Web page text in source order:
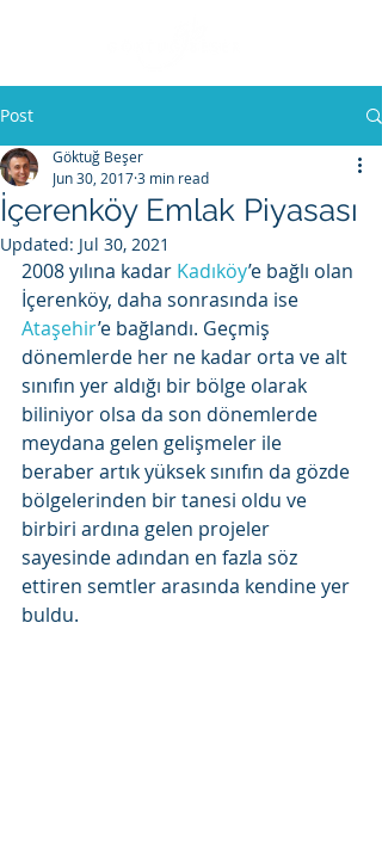
Post
İçerenköy Emlak Piyasası
Göktuğ Beşer
Jun 30, 20173 min read
Updated: Jul 30, 2021
2008 yılına kadar Kadıköy’e bağlı olan
İçerenköy, daha sonrasında ise
Ataşehir’e bağlandı. Geçmiş
dönemlerde her ne kadar orta ve alt
sınıfın yer aldığı bir bölge olarak
biliniyor olsa da son dönemlerde
meydana gelen gelişmeler ile
beraber artık yüksek sınıfın da gözde
bölgelerinden bir tanesi oldu ve
birbiri ardına gelen projeler
sayesinde adından en fazla söz
ettiren semtler arasında kendine yer
buldu.